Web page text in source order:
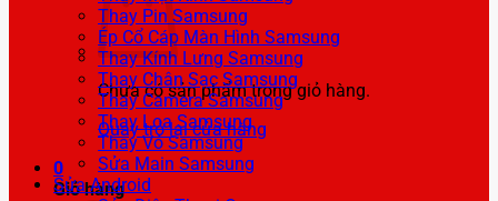
Chưa có sản phẩm trong giỏ hàng.
Quay trở lại cửa hàng
0
Giỏ hàng
Thay Pin Samsung
Ép Cổ Cáp Màn Hình Samsung
Thay Kính Lưng Samsung
Thay Chân Sạc Samsung
Thay Camera Samsung
Thay Loa Samsung
Thay Vỏ Samsung
Sửa Main Samsung
Sửa Android